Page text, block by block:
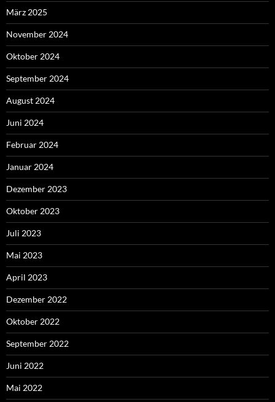
März 2025
November 2024
Oktober 2024
September 2024
August 2024
Juni 2024
Februar 2024
Januar 2024
Dezember 2023
Oktober 2023
Juli 2023
Mai 2023
April 2023
Dezember 2022
Oktober 2022
September 2022
Juni 2022
Mai 2022